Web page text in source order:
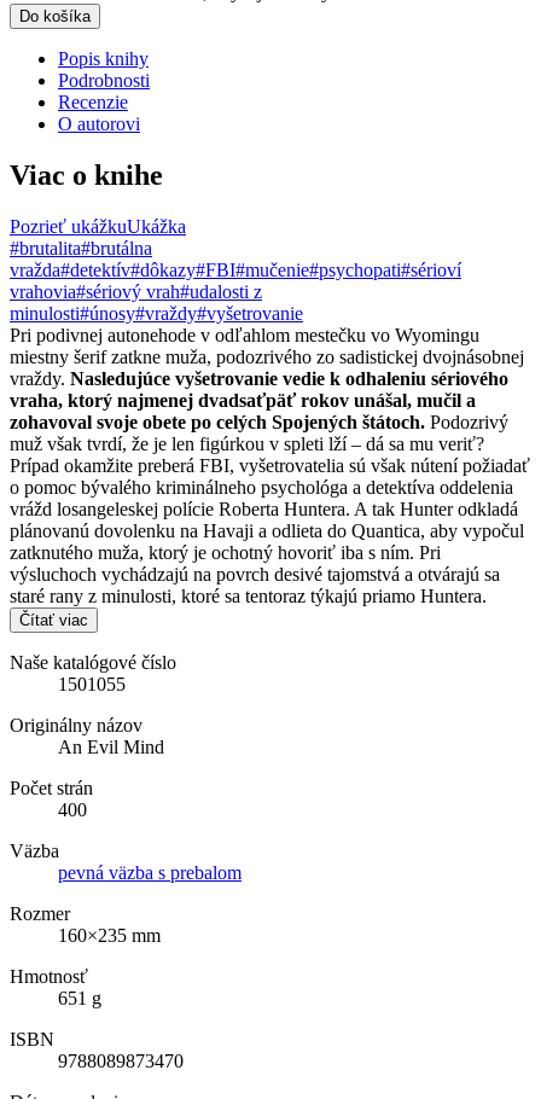
Do košíka
Popis knihy
Podrobnosti
Recenzie
O autorovi
Viac o knihe
Pozrieť ukážkuUkážka
#brutalita#brutálna
vražda#detektív#dôkazy#FBI#mučenie#psychopati#sérioví
vrahovia#sériový vrah#udalosti z
minulosti#únosy#vraždy#vyšetrovanie
Pri podivnej autonehode v odľahlom mestečku vo Wyomingu
miestny šerif zatkne muža, podozrivého zo sadistickej dvojnásobnej
vraždy. Nasledujúce vyšetrovanie vedie k odhaleniu sériového
vraha, ktorý najmenej dvadsaťpäť rokov unášal, mučil a
zohavoval svoje obete po celých Spojených štátoch. Podozrivý
muž však tvrdí, že je len figúrkou v spleti lží – dá sa mu veriť?
Prípad okamžite preberá FBI, vyšetrovatelia sú však nútení požiadať
o pomoc bývalého kriminálneho psychológa a detektíva oddelenia
vrážd losangeleskej polície Roberta Huntera. A tak Hunter odkladá
plánovanú dovolenku na Havaji a odlieta do Quantica, aby vypočul
zatknutého muža, ktorý je ochotný hovoriť iba s ním. Pri
výsluchoch vychádzajú na povrch desivé tajomstvá a otvárajú sa
staré rany z minulosti, ktoré sa tentoraz týkajú priamo Huntera.
Čítať viac
Naše katalógové číslo
1501055
Originálny názov
An Evil Mind
Počet strán
400
Väzba
pevná väzba s prebalom
Rozmer
160×235 mm
Hmotnosť
651 g
ISBN
9788089873470